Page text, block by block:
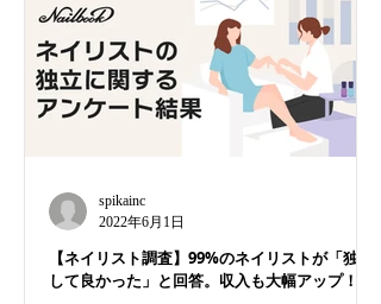
【ネイリスト調査】99%のネイリストが「独立
して良かった」と回答。収入も大幅アップ！
spikainc
2022年6月1日